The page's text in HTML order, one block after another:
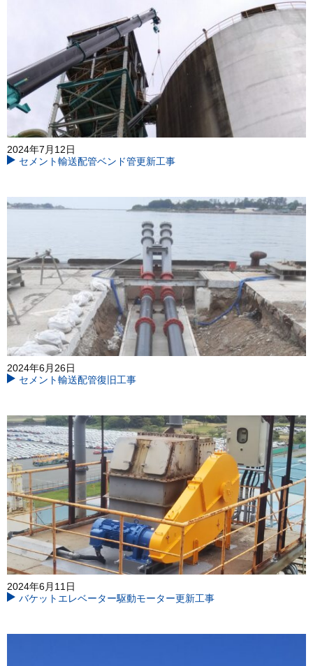
2024年7月12日
セメント輸送配管ベンド管更新工事
2024年6月26日
セメント輸送配管復旧工事
2024年6月11日
バケットエレベーター駆動モーター更新工事